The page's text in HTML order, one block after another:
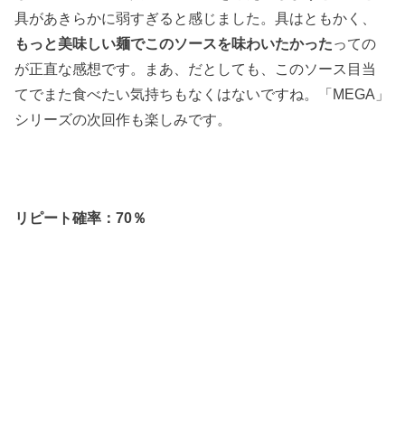
具があきらかに弱すぎると感じました。具はともかく、
もっと美味しい麺でこのソースを味わいたかったっての
が正直な感想です。まあ、だとしても、このソース目当
てでまた食べたい気持ちもなくはないですね。「MEGA」
シリーズの次回作も楽しみです。
リピート確率：70％